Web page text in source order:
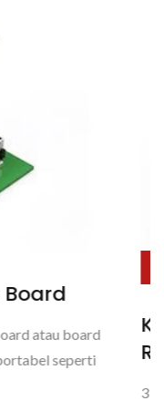
Air Luar
7 koneksi sinyal